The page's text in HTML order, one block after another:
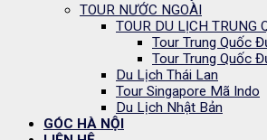
TOUR NƯỚC NGOÀI
TOUR DU LỊCH TRUNG
Tour Trung Quốc
Tour Trung Quốc
Du Lịch Thái Lan
Tour Singapore Mã Indo
Du Lịch Nhật Bản
GÓC HÀ NỘI